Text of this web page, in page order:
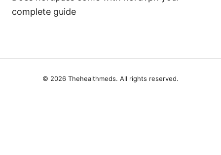
complete guide
© 2026 Thehealthmeds. All rights reserved.